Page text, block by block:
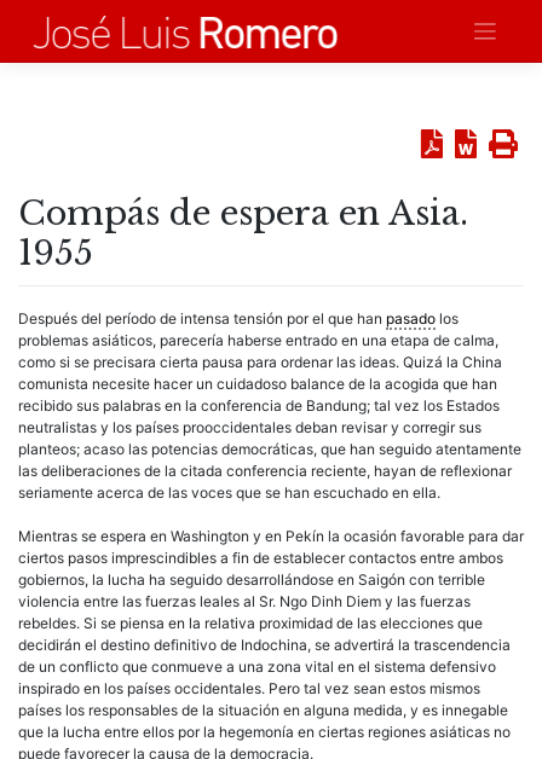
contenido
Compás de espera en Asia.
1955
Después del período de intensa tensión por el que han pasado los
problemas asiáticos, parecería haberse entrado en una etapa de calma,
como si se precisara cierta pausa para ordenar las ideas. Quizá la China
comunista necesite hacer un cuidadoso balance de la acogida que han
recibido sus palabras en la conferencia de Bandung; tal vez los Estados
neutralistas y los países prooccidentales deban revisar y corregir sus
planteos; acaso las potencias democráticas, que han seguido atentamente
las deliberaciones de la citada conferencia reciente, hayan de reflexionar
seriamente acerca de las voces que se han escuchado en ella.
Mientras se espera en Washington y en Pekín la ocasión favorable para dar
ciertos pasos imprescindibles a fin de establecer contactos entre ambos
gobiernos, la lucha ha seguido desarrollándose en Saigón con terrible
violencia entre las fuerzas leales al Sr. Ngo Dinh Diem y las fuerzas
rebeldes. Si se piensa en la relativa proximidad de las elecciones que
decidirán el destino definitivo de Indochina, se advertirá la trascendencia
de un conflicto que conmueve a una zona vital en el sistema defensivo
inspirado en los países occidentales. Pero tal vez sean estos mismos
países los responsables de la situación en alguna medida, y es innegable
que la lucha entre ellos por la hegemonía en ciertas regiones asiáticas no
puede favorecer la causa de la democracia.